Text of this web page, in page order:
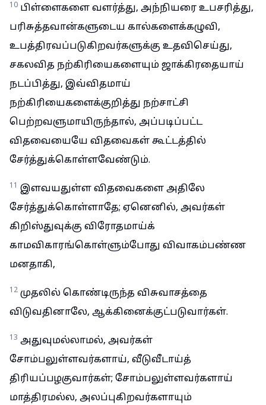
10 பிள்ளைகளை வளர்த்து, அந்நியரை உபசரித்து,
பரிசுத்தவான்களுடைய கால்களைக்கழுவி,
உபத்திரவப்படுகிறவர்களுக்கு உதவிசெய்து,
சகலவித நற்கிரியைகளையும் ஜாக்கிரதையாய்
நடப்பித்து, இவ்விதமாய்
நற்கிரியைகளைக்குறித்து நற்சாட்சி
பெற்றவளுமாயிருந்தால், அப்படிப்பட்ட
விதவையையே விதவைகள் கூட்டத்தில்
சேர்த்துக்கொள்ளவேண்டும்.
11 இளவயதுள்ள விதவைகளை அதிலே
சேர்த்துக்கொள்ளாதே; ஏனெனில், அவர்கள்
கிறிஸ்துவுக்கு விரோதமாய்க்
காமவிகாரங்கொள்ளும்போது விவாகம்பண்ண
மனதாகி,
12 முதலில் கொண்டிருந்த விசுவாசத்தை
விடுவதினாலே, ஆக்கினைக்குட்படுவார்கள்.
13 அதுவுமல்லாமல், அவர்கள்
சோம்பலுள்ளவர்களாய், வீடுவீடாய்த்
திரியப்பழகுவார்கள்; சோம்பலுள்ளவர்களாய்
மாத்திரமல்ல, அலப்புகிறவர்களாயும்